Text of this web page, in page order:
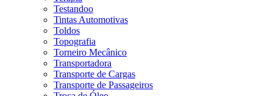
Testandoo
Tintas Automotivas
Toldos
Topografia
Torneiro Mecânico
Transportadora
Transporte de Cargas
Transporte de Passageiros